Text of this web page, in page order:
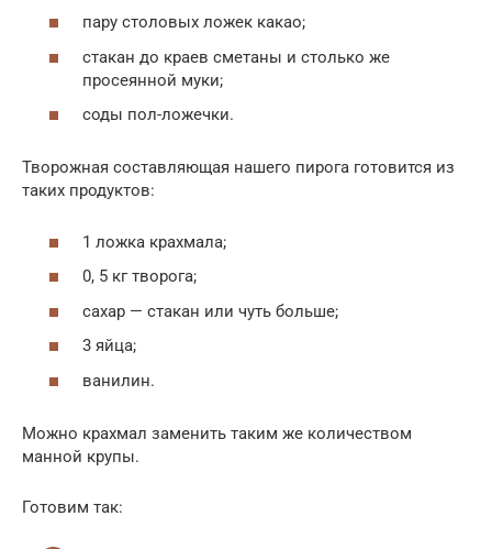
пару столовых ложек какао;
стакан до краев сметаны и столько же
просеянной муки;
соды пол-ложечки.
Творожная составляющая нашего пирога готовится из
таких продуктов:
1 ложка крахмала;
0, 5 кг творога;
сахар — стакан или чуть больше;
3 яйца;
ванилин.
Можно крахмал заменить таким же количеством
манной крупы.
Готовим так: